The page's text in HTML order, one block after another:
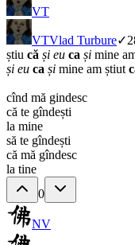
VT
VTVlad Turbure✓
știu că și eu ca și mine
și eu ca și mine am știut
cînd mă gindesc
că te gîndești
la mine
să te gîndești
că mă gîndesc
la tine
0
NV